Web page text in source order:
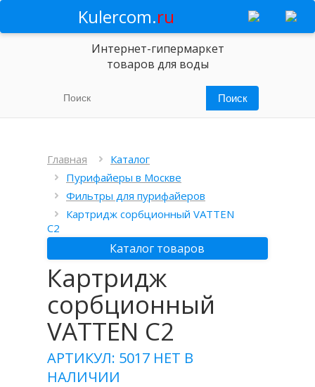
Kulercom.ru
Интернет-гипермаркет
товаров для воды
Главная
Каталог
Пурифайеры в Москве
Фильтры для пурифайеров
Картридж сорбционный VATTEN
C2
Каталог товаров
Картридж
сорбционный
VATTEN C2
АРТИКУЛ: 5017 НЕТ В
НАЛИЧИИ